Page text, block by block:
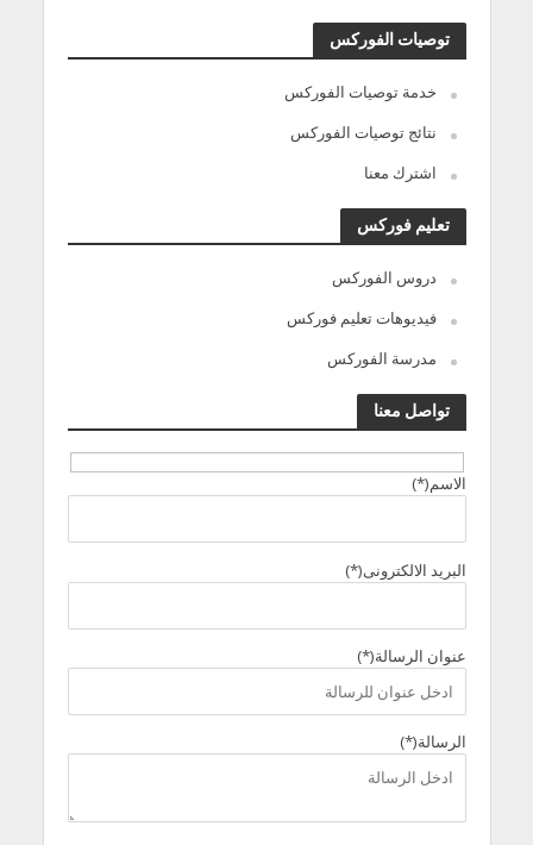
توصيات الفوركس
خدمة توصيات الفوركس
نتائج توصيات الفوركس
اشترك معنا
تعليم فوركس
دروس الفوركس
فيديوهات تعليم فوركس
مدرسة الفوركس
تواصل معنا
الاسم(*)
البريد الالكترونى(*)
عنوان الرسالة(*)
الرسالة(*)